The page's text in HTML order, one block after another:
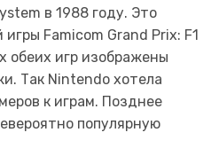
в 1988 году. Это
Famicom Grand Prix: F1
обеих игр изображены
Так Nintendo хотела
к играм. Позднее
популярную